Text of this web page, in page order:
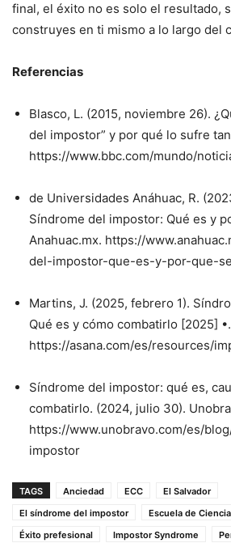
final, el éxito no es solo el resultado,
construyes en ti mismo a lo largo del
Referencias
Blasco, L. (2015, noviembre 26).
del impostor” y por qué lo sufre
https://www.bbc.com/mundo/
de Universidades Anáhuac, R.
Síndrome del impostor: Qué es y
Anahuac.mx. https://
del-impostor-que-es-y-por-que-
Martins, J. (2025, febrero 1).
Qué es y cómo combatirlo [2025]
https://asana.com/es/resources/
Síndrome del impostor: qué es,
combatirlo. (2024, julio 30).
https://www.unobravo.com/es/
impostor
TAGS Anciedad ECC
El Salvador
El síndrome del impostor
Escuela de
Éxito prefesional
Impostor Syndrome